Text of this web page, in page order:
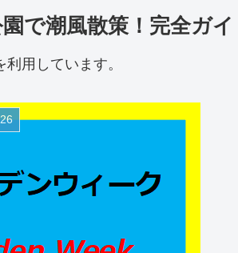
で潮風散策！完全ガイ
用しています。